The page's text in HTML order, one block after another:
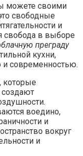
можете своими
свободные
и
свобода в выборе
преграду
кухни,
и современностью.
, которые
воедино,
и
вокруг
и